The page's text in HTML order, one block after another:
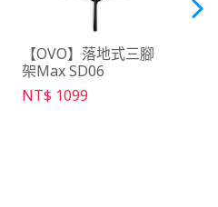
【OVO】落地式三腳
架Max SD06
NT$ 1099